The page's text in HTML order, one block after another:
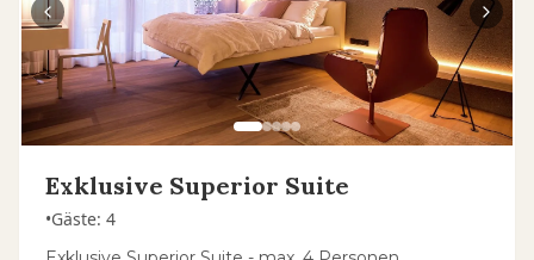
Exklusive Superior Suite
•Gäste: 4